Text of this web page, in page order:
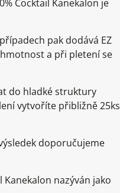
Cocktail Kanekalon je
pak dodává EZ
a při pletení se
do hladké struktury
vytvoříte přibližně 25ks
doporučujeme
nazýván jako